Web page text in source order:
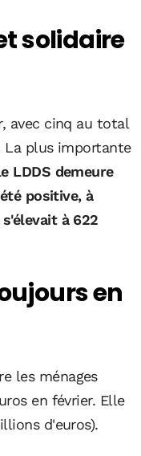
solidaire
avec cinq au total
La plus importante
LDDS demeure
positive, à
à 622
en
les ménages
en février. Elle
d'euros).